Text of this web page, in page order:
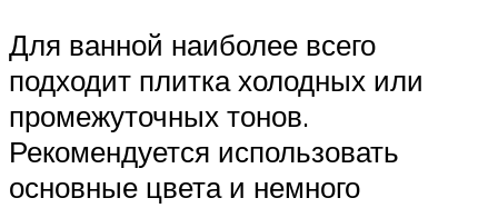
Для ванной наиболее всего
подходит плитка холодных или
промежуточных тонов.
Рекомендуется использовать
основные цвета и немного